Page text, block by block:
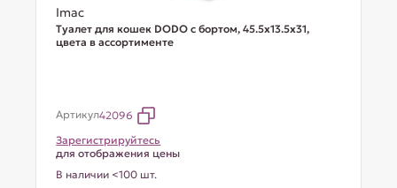
Imac
Туалет для кошек DODO с бортом, 45.5х13.5х31,
цвета в ассортименте
Артикул42096
Зарегистрируйтесь
для отображения цены
В наличии <100 шт.